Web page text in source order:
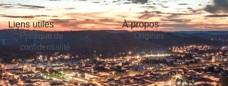
Liens utiles
Politique de
confidentialité
Mentions légales
Contact
À propos
Origines
Carrières
Publicité